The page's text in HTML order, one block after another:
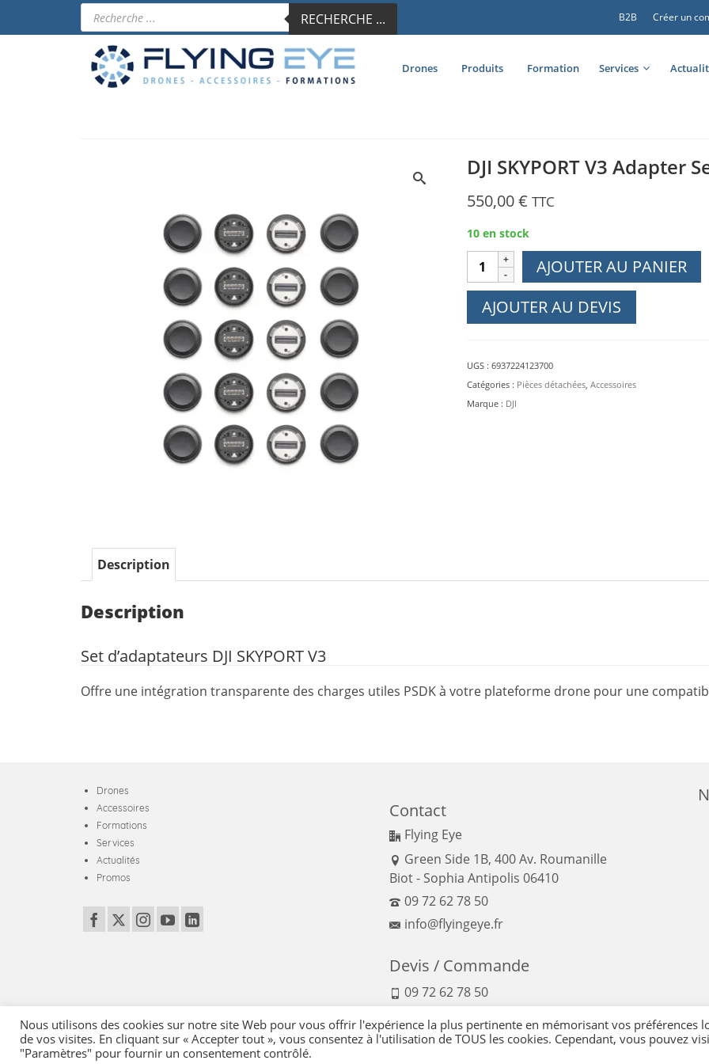
B2B Créer un
Recherche
de
produits
RECHERCHE ...
Drones Produits Formation Services
DJI SKYPORT V3 Adapter
550,00€ TTC
10 en stock
quantité
de
SKYPORT
Set
AJOUTER AU PANIER
AJOUTER AU DEVIS
UGS : 6937224123700
Catégories : Pièces détachées, Accessoires
Marque : DJI
Description
Description
Set d’adaptateurs DJI SKYPORT V3
Offre une intégration transparente des charges utiles PSDK à votre plateforme drone pour une
Drones
Accessoires
Formations
Services
Actualités
Promos
Contact
Flying Eye
Green Side 1B, 400 Av. Roumanille
Biot - Sophia Antipolis 06410
09 72 62 78 50
info@flyingeye.fr
Devis / Commande
09 72 62 78 50
Mentions Légales- Conditions générales de vente-Politique de confidentialité-Politique qualité- Moyens de paiement-Expédition et retour-
Nous utilisons des cookies sur notre site Web pour vous offrir l'expérience la plus pertinente en mémorisant vos préférences
de vos visites. En cliquant sur « Accepter tout », vous consentez à l'utilisation de TOUS les cookies. Cependant, vous pouvez
"Paramètres" pour fournir un consentement contrôlé.